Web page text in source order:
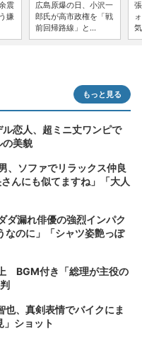
震
嫌
広島原爆の日、小沢一
郎氏が高市政権を「戦
前回帰路線」と...
もっと見る
恋人、超ミニ丈ワンピで
美貌
、ソファでリラックス仲良
んにも似てますね」「大人
ダ漏れ俳優の強烈インパク
のに」「シャツ姿艶っぽ
BGM付き「総理が主役の
、真剣表情でバイクにま
」ショット